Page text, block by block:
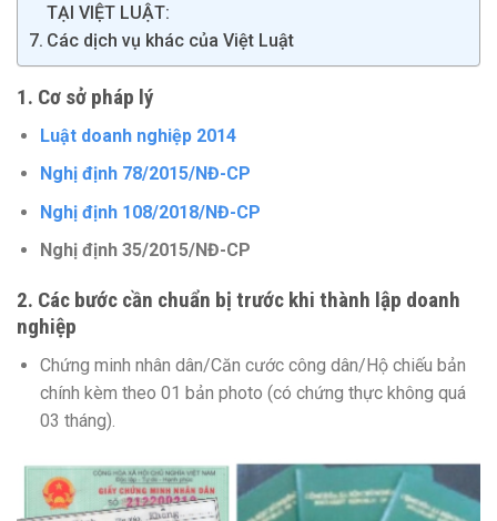
TẠI VIỆT LUẬT:
Các dịch vụ khác của Việt Luật
1. Cơ sở pháp lý
Luật doanh nghiệp 2014
Nghị định 78/2015/NĐ-CP
Nghị định 108/2018/NĐ-CP
Nghị định 35/2015/NĐ-CP
2. Các bước cần chuẩn bị trước khi thành lập doanh
nghiệp
Chứng minh nhân dân/Căn cước công dân/Hộ chiếu bản
chính kèm theo 01 bản photo (có chứng thực không quá
03 tháng).